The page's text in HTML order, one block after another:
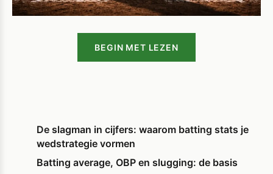
BEGIN MET LEZEN
De slagman in cijfers: waarom batting stats je
wedstrategie vormen
Batting average, OBP en slugging: de basis